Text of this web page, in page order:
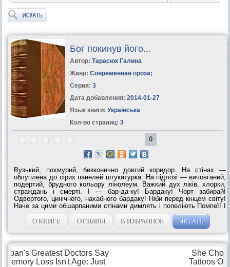
Бог покинув його...
Автор: Тарасюк Галина
Жанр: Современная проза;
Серия: 3
Дата добавления: 2014-01-27
Язык книги: Українська
Кол-во страниц: 3
0
Вузький, похмурий, безконечно довгий коридор. На стінах —
облуплена до сірих панелей штукатурка. На підлозі — вичовганий,
подертий, брудного кольору лінолеум. Важкий дух ліків, хлорки,
страждань і смерті. І — бар-да-ку! Бардаку! Чорт забирай!
Одвертого, цинічного, нахабного бардаку! Ніби перед кінцем світу!
Наче за цими обшарпаними стінами димлять і попеліють Помпеї! І
вже нема ні держави, ні влади, ні… совісті людської!.. Чорт
забирай,...О КНИГЕ ОТЗЫВЫ В ИЗБРАННОЕ ЧИТАТЬ